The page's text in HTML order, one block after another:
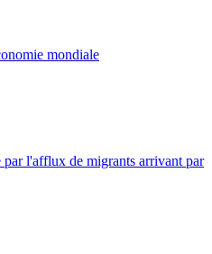
mondiale
par l'afflux de migrants arrivant par